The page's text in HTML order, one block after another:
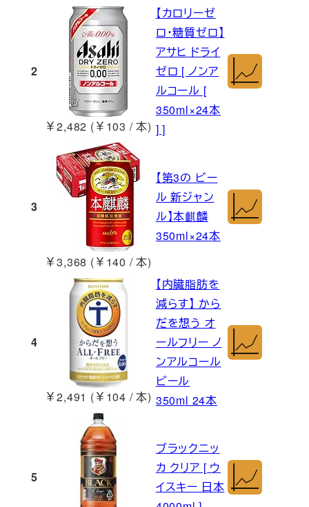
2
￥2,482 (￥103 / 本)
【カロリーゼ
ロ・糖質ゼロ】
アサヒ ドライ
ゼロ [ ノンア
ルコール [
350ml×24本
] ]
3
￥3,368 (￥140 / 本)
【第3の ビー
ル 新ジャン
ル】本麒麟
350ml×24本
4
￥2,491 (￥104 / 本)
【内臓脂肪を
減らす】 から
だを想う オ
ールフリー ノ
ンアルコール
ビール
350ml 24本
5
ブラックニッ
カ クリア [ ウ
イスキー 日本